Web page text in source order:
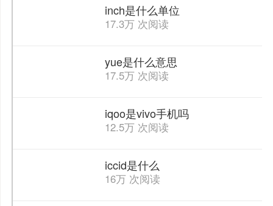
inch是什么单位
17.3万 次阅读
yue是什么意思
17.5万 次阅读
iqoo是vivo手机吗
12.5万 次阅读
iccid是什么
16万 次阅读